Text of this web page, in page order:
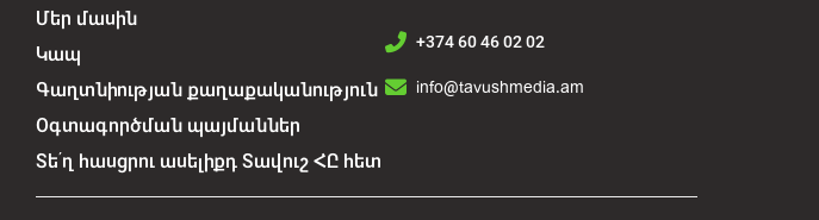
Մեր մասին
Կապ
Գաղտնիության քաղաքականություն
Օգտագործման պայմաններ
Տե՛ղ հասցրու ասելիքդ Տավուշ ՀԸ հետ
+374 60 46 02 02
info@tavushmedia.am